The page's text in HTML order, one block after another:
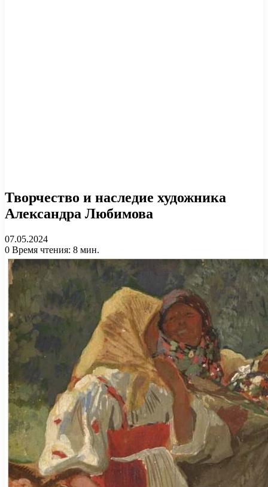
Творчество и наследие художника
Александра Любимова
07.05.2024
0 Время чтения: 8 мин.